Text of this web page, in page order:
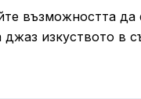
възможността да
джаз изкуството в